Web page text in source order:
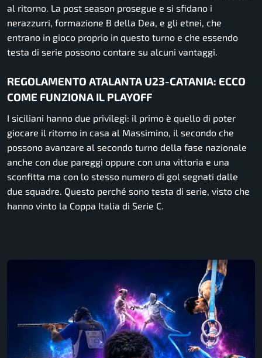
al ritorno. La post season prosegue e si sfidano i
nerazzurri, formazione B della Dea, e gli etnei, che
entrano in gioco proprio in questo turno e che essendo
testa di serie possono contare su alcuni vantaggi.
REGOLAMENTO ATALANTA U23-CATANIA: ECCO
COME FUNZIONA IL PLAYOFF
I siciliani hanno due privilegi: il primo è quello di poter
giocare il ritorno in casa al Massimino, il secondo che
possono avanzare al secondo turno della fase nazionale
anche con due pareggi oppure con una vittoria e una
sconfitta ma con lo stesso numero di gol segnati dalle
due squadre. Questo perché sono testa di serie, visto che
hanno vinto la Coppa Italia di Serie C.